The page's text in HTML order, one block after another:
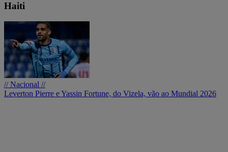
Haiti
// Nacional //
Leverton Pierre e Yassin Fortune, do Vizela, vão ao Mundial 2026